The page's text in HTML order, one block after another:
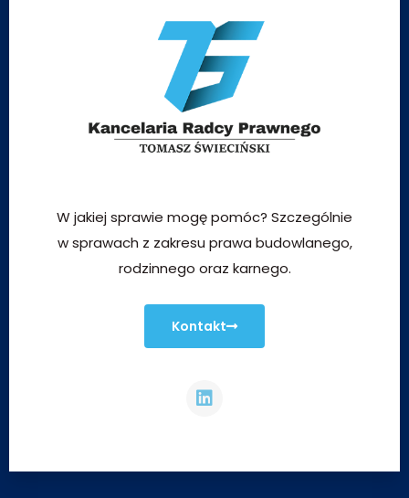
W jakiej sprawie mogę pomóc? Szczególnie
w sprawach z zakresu prawa budowlanego,
rodzinnego oraz karnego.
Kontakt